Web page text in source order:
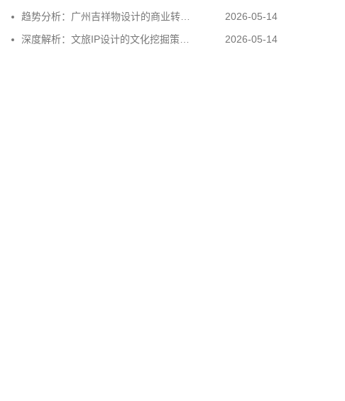
2026-05-14
趋势分析：广州吉祥物设计的商业转化 | IP设计公司-佐案设计
2026-05-14
深度解析：文旅IP设计的文化挖掘策略 | IP设计公司-佐案设计